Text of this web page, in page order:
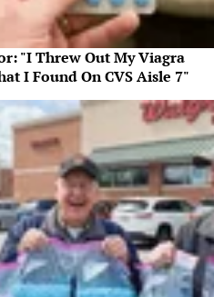
"I Threw Out My Viagra
I Found On CVS Aisle 7"